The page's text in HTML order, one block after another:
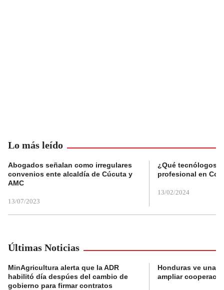
Lo más leído
Abogados señalan como irregulares
convenios ente alcaldía de Cúcuta y
AMC
13/07/2023
¿Qué tecnólogos
profesional en
13/02/2024
Últimas Noticias
MinAgricultura alerta que la ADR
habilitó día despúes del cambio de
gobierno para firmar contratos
Honduras ve una
ampliar